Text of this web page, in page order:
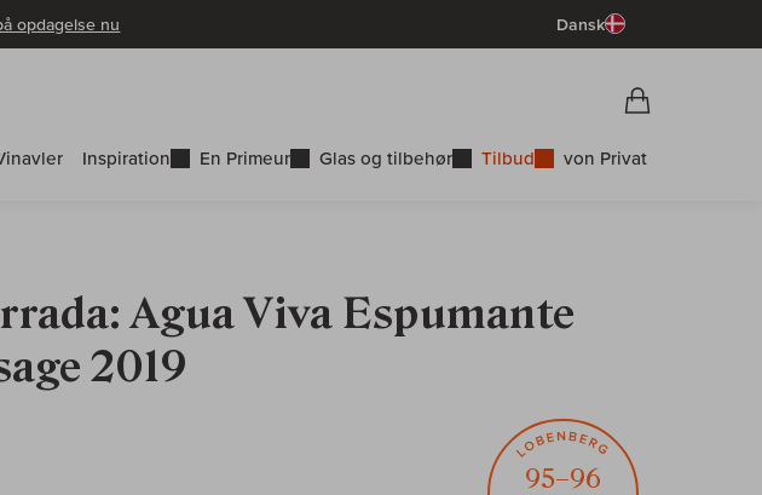
opdagelse nu Dansk
Inspiration En Primeur Glas og tilbehør Tilbud von Privat
Agua Viva Espumante
2019
95–96